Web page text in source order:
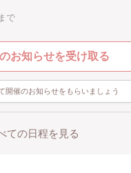
で
お知らせを受け取る
開催のお知らせをもらいましょう
ての日程を見る